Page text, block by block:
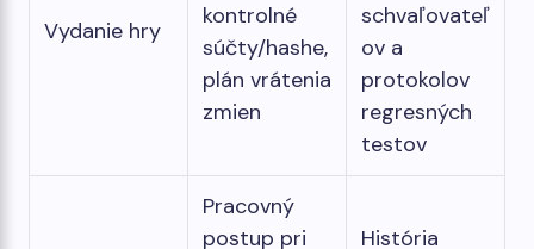
Vydanie hry
kontrolné
súčty/hashe,
plán vrátenia
zmien
schvaľovateľ
ov a
protokolov
regresných
testov
Pracovný
postup pri
História